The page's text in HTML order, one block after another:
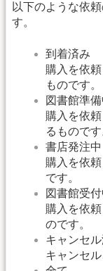
以下のような依
す。
到着済み
購入を依
ものです。
図書館準備
購入を依
るものです
書店発注中
購入を依
です。
図書館受付
購入を依
のです。
キャンセ
キャンセ